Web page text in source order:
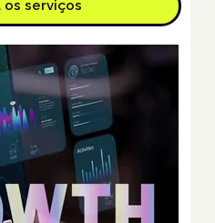
os serviços